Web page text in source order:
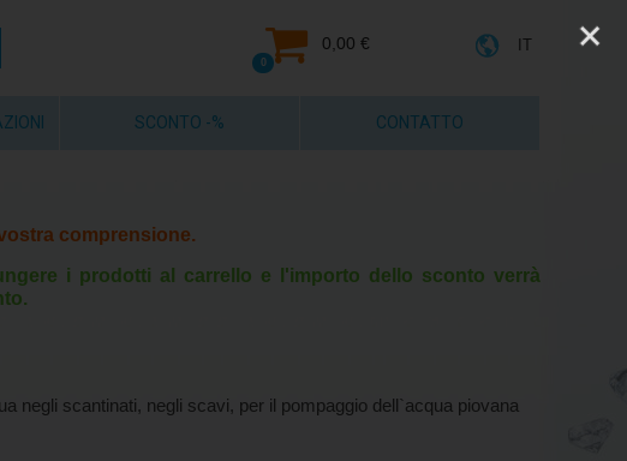
0,00 €
0
IT
SCONTO -% CONTATTO
comprensione.
i prodotti al carrello e l'importo dello sconto verrà
negli scantinati, negli scavi, per il pompaggio dell`acqua piovana